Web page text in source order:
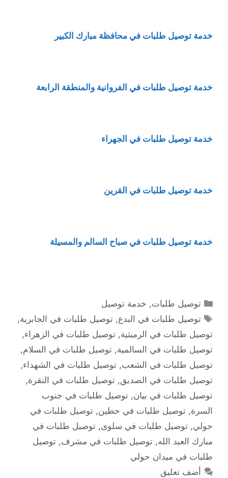
خدمة توصيل طلبات في محافظة مبارك الكبير
خدمة توصيل طلبات في الفروانية والمنطقة الرابعة
خدمة توصيل طلبات في الجهراء
خدمة توصيل طلبات في القرين
خدمة توصيل طلبات في صباح السالم والمسيلة
التصنيفات
توصيل طلبات, خدمة توصيل
الوسوم
توصيل طلبات في البدع,توصيل طلبات في الجابرية,
توصيل طلبات في الرميثية, توصيل طلبات في الزهراء,
توصيل طلبات في السالمية, توصيل طلبات في السلام,
توصيل طلبات في الشعب, توصيل طلبات في الشهداء,
توصيل طلبات في الصديق, توصيل طلبات في النقرة,
توصيل طلبات في بيان, توصيل طلبات في جنوب
السرة, توصيل طلبات في حطين, توصيل طلبات في
حولي, توصيل طلبات في سلوى, توصيل طلبات في
مبارك العبد الله, توصيل طلبات في مشرف, توصيل
طلبات في ميدان حولي
أضف تعليق